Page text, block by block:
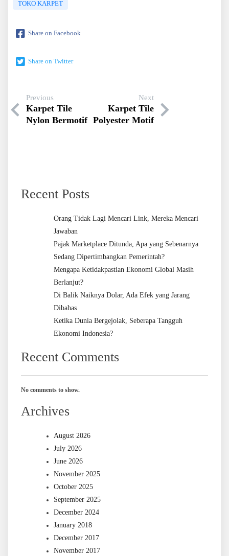
TOKO KARPET
Share on Facebook
Share on Twitter
Previous
Karpet Tile
Nylon Bermotif
Next
Karpet Tile
Polyester Motif
Recent Posts
Orang Tidak Lagi Mencari Link, Mereka Mencari
Jawaban
Pajak Marketplace Ditunda, Apa yang Sebenarnya
Sedang Dipertimbangkan Pemerintah?
Mengapa Ketidakpastian Ekonomi Global Masih
Berlanjut?
Di Balik Naiknya Dolar, Ada Efek yang Jarang
Dibahas
Ketika Dunia Bergejolak, Seberapa Tangguh
Ekonomi Indonesia?
Recent Comments
No comments to show.
Archives
August 2026
July 2026
June 2026
November 2025
October 2025
September 2025
December 2024
January 2018
December 2017
November 2017